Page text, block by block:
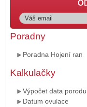
Poradny
Poradna Hojení ran
Kalkulačky
Výpočet data porodu
Datum ovulace